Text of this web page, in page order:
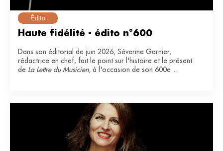
Édito
Haute fidélité - édito n°600
Dans son éditorial de juin 2026, Séverine Garnier,
rédactrice en chef, fait le point sur l'histoire et le présent
de La Lettre du Musicien, à l'occasion de son 600e